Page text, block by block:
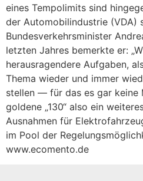
eines Tempolimits sind
der Automobilindustrie (VDA)
Bundesverkehrsminister
letzten Jahres bemerkte er:
herausragendere Aufgaben,
Thema wieder und immer
stellen — für das es gar keine
goldene „130“ also ein
Ausnahmen für
im Pool der
www.ecomento.de